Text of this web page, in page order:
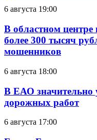
6 августа 19:00
В областном
более 300 тысяч
мошенников
6 августа 18:00
В ЕАО значительно
дорожных работ
6 августа 17:00